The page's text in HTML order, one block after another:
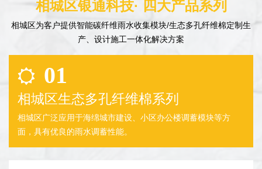
相城区银通科技· 四大产品系列
相城区为客户提供智能碳纤维雨水收集模块/生态多孔纤维棉定制生
产、设计施工一体化解决方案
01
相城区生态多孔纤维棉系列
相城区广泛应用于海绵城市建设、小区办公楼调蓄模块等方
面，具有优良的雨水调蓄性能。